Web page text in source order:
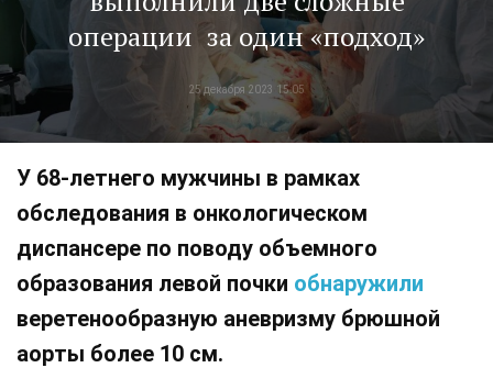
операции за один «подход»
25 декабря 2023 15:05
У 68-летнего мужчины в рамках
обследования в онкологическом
диспансере по поводу объемного
образования левой почки обнаружили
веретенообразную аневризму брюшной
аорты более 10 см.